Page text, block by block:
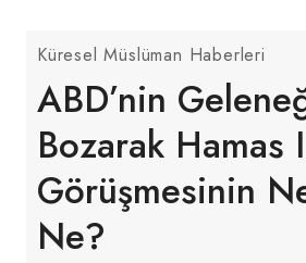
Küresel Müslüman Haberleri
ABD’nin
Bozarak Hamas
Görüşmesinin
Ne?